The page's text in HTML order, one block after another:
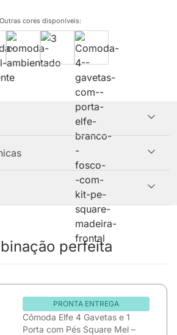
Outras cores disponíveis:
perfeita
PRONTA ENTREGA
Cômoda Elfe 4 Gavetas e 1
Porta com Pés Square Mel –